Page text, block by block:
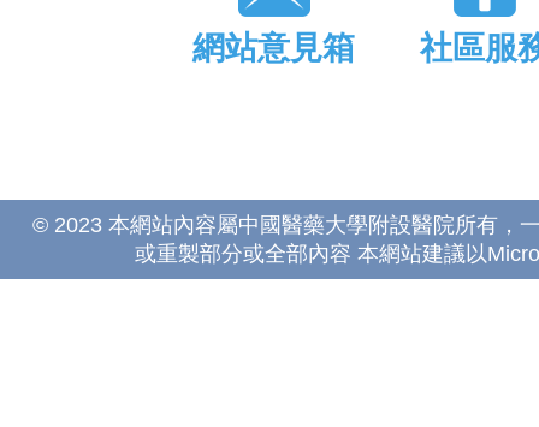
網站意見箱 社區服
© 2023 本網站內容屬中國醫藥大學附設醫院所有，
或重製部分或全部內容 本網站建議以